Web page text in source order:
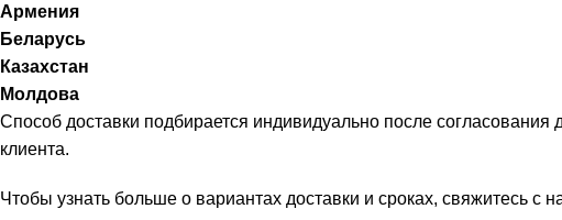
Армения
Беларусь
Казахстан
Молдова
Способ доставки подбирается индивидуально после
клиента.
Чтобы узнать больше о вариантах доставки и сроках, свяжитесь